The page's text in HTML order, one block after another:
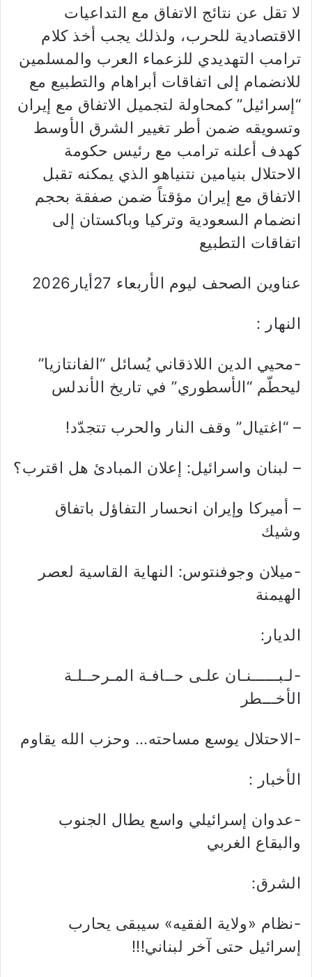
لا تقل عن نتائج الاتفاق مع التداعيات
الاقتصادية للحرب، ولذلك يجب أخذ كلام
ترامب التهديدي للزعماء العرب والمسلمين
للانضمام إلى اتفاقات أبراهام والتطبيع مع
“إسرائيل” كمحاولة لتجميل الاتفاق مع إيران
وتسويقه ضمن أطر تغيير الشرق الأوسط
كهدف أعلنه ترامب مع رئيس حكومة
الاحتلال بنيامين نتنياهو الذي يمكنه تقبل
الاتفاق مع إيران مؤقتاً ضمن صفقة بحجم
انضمام السعودية وتركيا وباكستان إلى
اتفاقات التطبيع
عناوين الصحف ليوم الأربعاء 27أيار2026
النهار :
-محيي الدين اللاذقاني يُسائل “الفانتازيا”
ليحطّم “الأسطوري” في تاريخ الأندلس
– “اغتيال” وقف النار والحرب تتجدّد!
– لبنان واسرائيل: إعلان المبادئ هل اقترب؟
– أميركا وإيران انحسار التفاؤل باتفاق
وشيك
-ميلان وجوفنتوس: النهاية القاسية لعصر
الهيمنة
الديار:
-لـبــــــنـان علـى حــافـة المـرحــلـة
الأخـــطر
-الاحتلال يوسع مساحته… وحزب الله يقاوم
الأخبار :
-عدوان إسرائيلي واسع يطال الجنوب
والبقاع الغربي
الشرق:
-نظام «ولاية الفقيه» سيبقى يحارب
إسرائيل حتى آخر لبناني!!!